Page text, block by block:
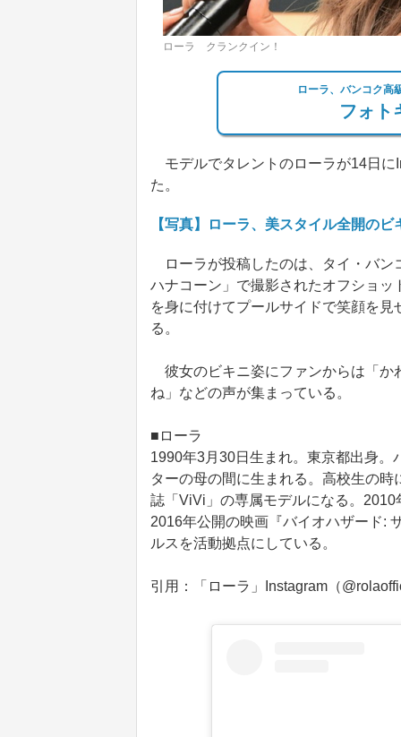
ローラ クランクイン！
ローラ、バンコク高
フォト
モデルでタレントのローラが14日に
た。
【写真】ローラ、美スタイル全開のビ
ローラが投稿したのは、タイ・バン
ハナコーン」で撮影されたオフショ
を身に付けてプールサイドで笑顔を
る。
彼女のビキニ姿にファンからは「か
ね」などの声が集まっている。
■ローラ
1990年3月30日生まれ。東京都出身
ターの母の間に生まれる。高校生の
誌「ViVi」の専属モデルになる。
2016年公開の映画『バイオハザード:
ルスを活動拠点にしている。
引用：「ローラ」Instagram（